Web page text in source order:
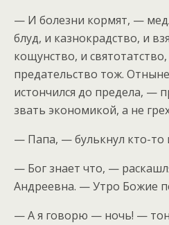
— И болезни кормят, —
блуд, и казнокрадство, и
кощунство, и
предательство тож.
истончился до предела, —
звать экономикой, а не
— Папа, — булькнул кто-то
— Бог знает что, —
Андреевна. — Утро Божие
— А я говорю — ночь! —